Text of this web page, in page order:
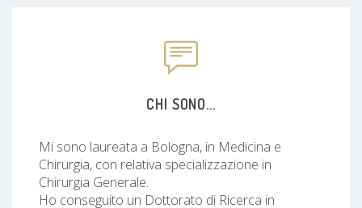
CHI SONO...
Mi sono laureata a Bologna, in Medicina e
Chirurgia, con relativa specializzazione in
Chirurgia Generale.
Ho conseguito un Dottorato di Ricerca in